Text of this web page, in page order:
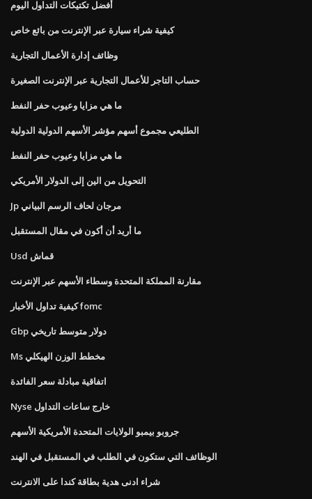
أفضل تكتيكات التداول اليوم
كيفية شراء سيارة عبر الإنترنت من بائع خاص
وظائف إدارة الأعمال التجارية
حساب التاجر للأعمال التجارية عبر الإنترنت الصغيرة
ما هي مزايا وعيوب حفر النفط
الطليعي مجموع أسهم مؤشر الأسهم الدولية الدولية
ما هي مزايا وعيوب حفر النفط
التحويل من الين إلى الدولار الأمريكي
Jp مرجان لحاف الرسم البياني
ما أريد أن أكون في مقال المستقبل
Usd قماش
مقارنة المملكة المتحدة وسطاء الأسهم عبر الإنترنت
كيفية تداول الأخبار fomc
Gbp دولار متوسط ​​تاريخي
Ms مخطط الوزن الهيكلي
اتفاقية مبادلة سعر الفائدة
Nyse خارج ساعات التداول
جروبو بيمبو الولايات المتحدة الأمريكية الأسهم
الوظائف التي ستكون في الطلب في المستقبل في الهند
شراء ادنى هدية بطاقة كندا على الانترنت